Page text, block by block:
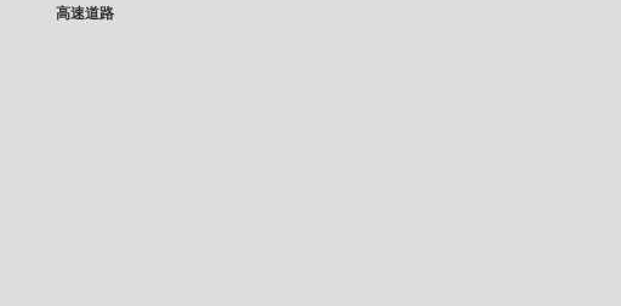
高速道路